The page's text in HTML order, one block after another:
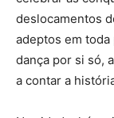
deslocamentos
adeptos em
dança por si só,
a contar a